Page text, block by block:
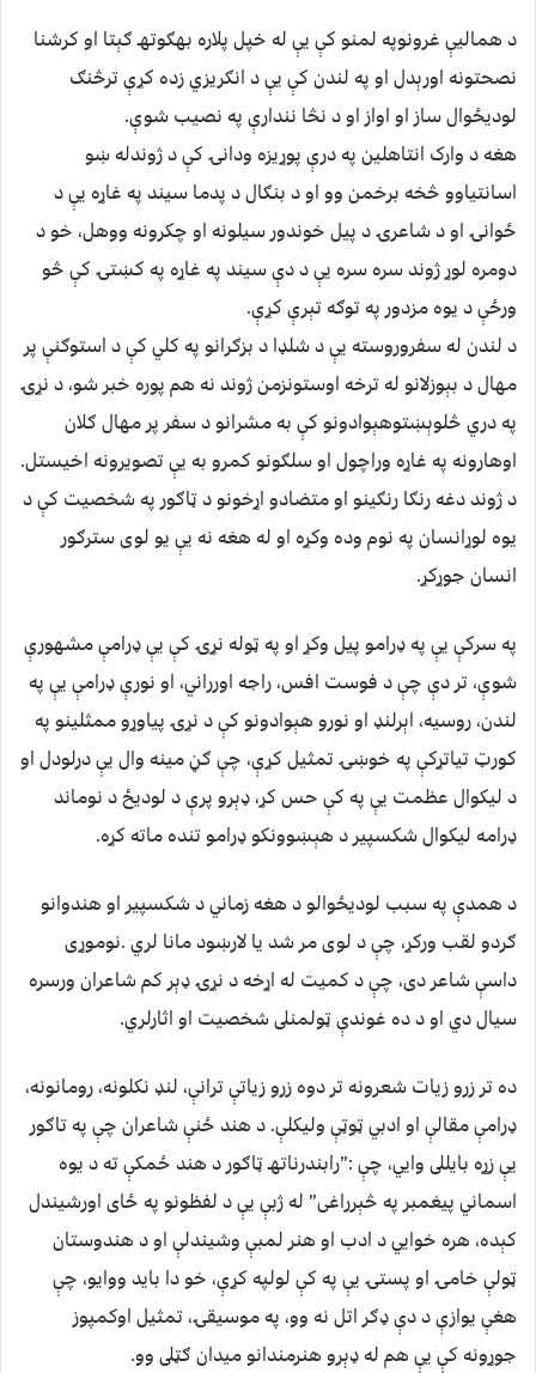
د هماليې غرونوپه لمنو کې يې له خپل پلاره بهګوتهـ ګېتا او کرشنا
نصحتونه اورېدل او په لندن کې يې د انګريزي زده کړې ترڅنګ
لوديځوال ساز او اواز او د نڅا نندارې په نصيب شوې.
هغه د وارک انتاهلين په درې پوړيزه ودانۍ کې د ژوندله ښو
اسانتياوو څخه برخمن وو او د بنګال د پدما سيند په غاړه يې د
ځوانۍ او د شاعرۍ د پيل خوندور سيلونه او چکرونه ووهل، خو د
دومره لوړ ژوند سره سره يې د دې سيند په غاړه په کښتۍ کې څو
ورځې د يوه مزدور په توګه تېرې کړې.
د لندن له سفروروسته يې د شلډا د بزګرانو په کلي کې د استوګنې پر
مهال د بېوزلانو له ترخه اوستونزمن ژوند نه هم پوره خبر شو، د نړۍ
په دري څلوېښتوهېوادونو کې به مشرانو د سفر پر مهال ګلان
اوهارونه په غاړه وراچول او سلګونو کمرو به يې تصويرونه اخيستل.
د ژوند دغه رنګا رنګينو او متضادو اړخونو د ټاګور په شخصيت کې د
يوه لوړانسان په نوم وده وکړه او له هغه نه يې يو لوى سترګور
انسان جوړکړ.
په سرکې يې په ډرامو پيل وکړ او په ټوله نړۍ کې يې ډرامې مشهورې
شوې، تر دې چې د فوست افس، راجه اورراني، او نورې ډرامې يې په
لندن، روسيه، اېرلنډ او نورو هېوادونو کې د نړۍ پياوړو ممثلينو په
کورټ تياتړکې په خوښۍ تمثيل کړې، چې ګڼ مينه وال يې درلودل او
د ليکوال عظمت يې په کې حس کړ، ډېرو پرې د لوديځ د نوماند
ډرامه ليکوال شکسپير د هېښوونکو ډرامو تنده ماته کړه.
د همدې په سبب لوديځوالو د هغه زماني د شکسپير او هندوانو
ګردو لقب ورکړ، چې د لوى مر شد يا لارښود مانا لري .نوموړى
داسې شاعر دى، چې د کميت له اړخه د نړۍ ډېر کم شاعران ورسره
سيال دي او د ده غوندې ټولمنلى شخصيت او اثارلري.
ده تر زرو زيات شعرونه تر دوه زرو زياتې ترانې، لنډ نکلونه، رومانونه،
ډرامې مقالې او ادبي ټوټې وليکلې. د هند ځنې شاعران چې په تاګور
يې زړه بايللى وايي، چې :”رابندرناتهـ ټاګور د هند ځمکې ته د يوه
اسماني پيغمبر په څېرراغی” له ژبې يې د لفظونو په ځاى اورشيندل
کېده، هره خوايي د ادب او هنر لمبې وشيندلې او د هندوستان
ټولې خامۍ او پستۍ يې په کې لولپه کړې، خو دا بايد ووايو، چې
هغې يوازې د دې ډګر اتل نه وو، په موسيقۍ، تمثيل اوکمپوز
جوړونه کې يې هم له ډېرو هنرمندانو ميدان ګټلى وو.